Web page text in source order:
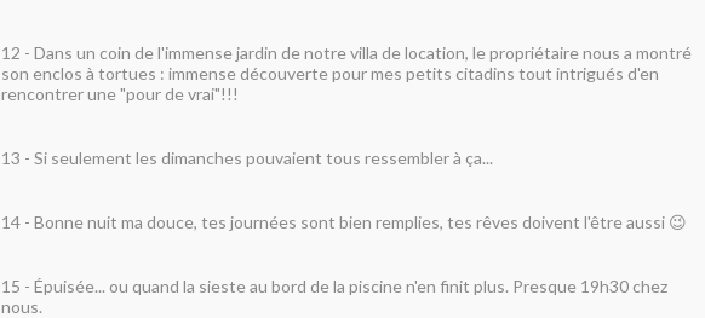
12 - Dans un coin de l'immense jardin de notre villa de location, le propriétaire nous a montré
son enclos à tortues : immense découverte pour mes petits citadins tout intrigués d'en
rencontrer une "pour de vrai"!!!
13 - Si seulement les dimanches pouvaient tous ressembler à ça...
14 - Bonne nuit ma douce, tes journées sont bien remplies, tes rêves doivent l'être aussi 😉
15 - Épuisée... ou quand la sieste au bord de la piscine n'en finit plus. Presque 19h30 chez
nous.